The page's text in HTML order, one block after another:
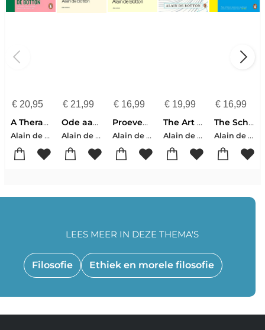
€20,95
A Therapeutic Journey
Alain de Botton
€21,99
Ode aan de arbeid
Alain de Botton
€ 16,99
Proeven van liefde
Alain de Botton
€ 19,99
The Art of Travel
Alain de Botton
€ 16,99
The School of Life
Alain de Botton-The School of Life (PRH Rights)
Filosofie Ethiek en morele filosofie
LEES MEER IN DEZE THEMA'S